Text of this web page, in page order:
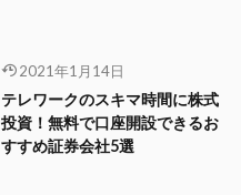
2021年1月14日
テレワークのスキマ時間に株式
投資！無料で口座開設できるお
すすめ証券会社5選